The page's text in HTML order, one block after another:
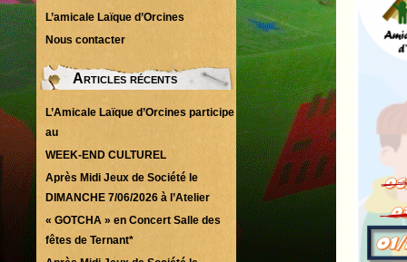
L’amicale Laïque d’Orcines
Nous contacter
Articles récents
L’Amicale Laïque d’Orcines participe
au
WEEK-END CULTUREL
Après Midi Jeux de Société le
DIMANCHE 7/06/2026 à l’Atelier
« GOTCHA » en Concert Salle des
fêtes de Ternant*